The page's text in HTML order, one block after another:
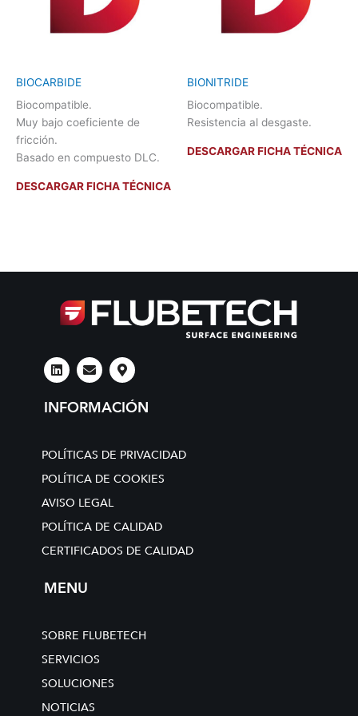
BIOCARBIDE
Biocompatible.
Muy bajo coeficiente de
fricción.
Basado en compuesto DLC.
DESCARGAR FICHA TÉCNICA
BIONITRIDE
Biocompatible.
Resistencia al desgaste.
DESCARGAR FICHA TÉCNICA
MENU
SOBRE FLUBETECH
SERVICIOS
SOLUCIONES
NOTICIAS
INFORMACIÓN
POLÍTICAS DE PRIVACIDAD
POLÍTICA DE COOKIES
AVISO LEGAL
POLÍTICA DE CALIDAD
CERTIFICADOS DE CALIDAD
L
i
k
e
n
E
n
e
l
e
M
a
-
m
k
r
t